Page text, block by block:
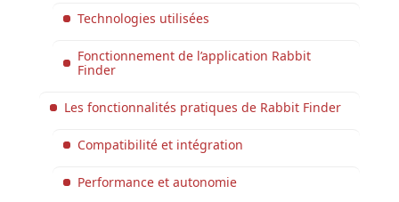
Technologies utilisées
Fonctionnement de l’application Rabbit
Finder
Les fonctionnalités pratiques de Rabbit Finder
Compatibilité et intégration
Performance et autonomie